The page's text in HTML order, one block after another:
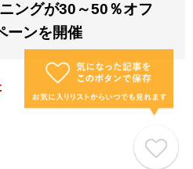
ングが30～50％オフ
ーンを開催